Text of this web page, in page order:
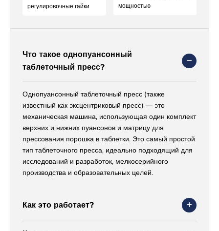
регулировочные гайки
мощностью
Что такое однопуансонный
таблеточный пресс?
Однопуансонный таблеточный пресс (также
известный как эксцентриковый пресс) — это
механическая машина, использующая один комплект
верхних и нижних пуансонов и матрицу для
прессования порошка в таблетки. Это самый простой
тип таблеточного пресса, идеально подходящий для
исследований и разработок, мелкосерийного
производства и образовательных целей.
Как это работает?